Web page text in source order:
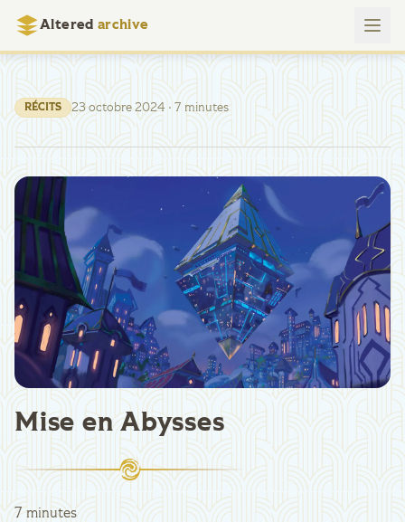
Altered archive
RÉCITS 23 octobre 2024 · 7 minutes
Mise en Abysses
7 minutes